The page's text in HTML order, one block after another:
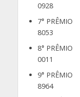
0928
7° PRÊMIO
8053
8° PRÊMIO
0011
9° PRÊMIO
8964